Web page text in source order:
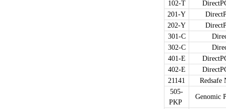
102-T
201-Y
202-Y
301-C
302-C
401-E
402-E
21141
Redsafe
505-
PKP
Genomic